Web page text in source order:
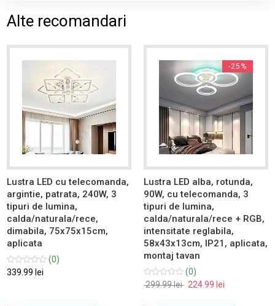
Alte recomandari
Lustra LED cu telecomanda,
argintie, patrata, 240W, 3
tipuri de lumina,
calda/naturala/rece,
dimabila, 75x75x15cm,
aplicata
(0)
339.99 lei
-25%
Lustra LED alba, rotunda,
90W, cu telecomanda, 3
tipuri de lumina,
calda/naturala/rece + RGB,
intensitate reglabila,
58x43x13cm, IP21, aplicata,
montaj tavan
(0)
299.99 lei 224.99 lei